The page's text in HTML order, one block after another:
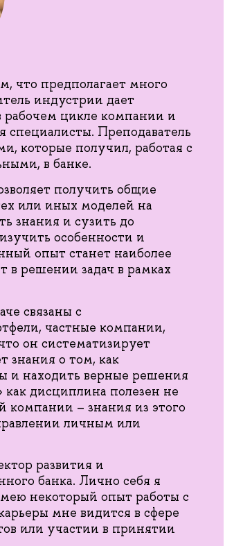
что предполагает много
индустрии дает
рабочем цикле компании и
специалисты. Преподаватель
которые получил, работая с
в банке.
получить общие
или иных моделей на
знания и сузить до
особенности и
опыт станет наиболее
решении задач в рамках
связаны с
частные компании,
он систематизирует
знания о том, как
и находить верные решения
дисциплина полезен не
компании – знания из этого
личным или
развития и
банка. Лично себя я
некоторый опыт работы с
мне видится в сфере
или участии в принятии